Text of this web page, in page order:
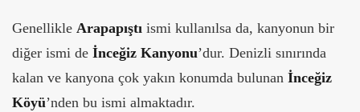
Genellikle Arapapıştı ismi kullanılsa da, kanyonun bir
diğer ismi de İnceğiz Kanyonu’dur. Denizli sınırında
kalan ve kanyona çok yakın konumda bulunan İnceğiz
Köyü’nden bu ismi almaktadır.